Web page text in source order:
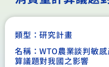
類型：研究計畫
名稱：WTO農業談判敏
算議題對我國之影響